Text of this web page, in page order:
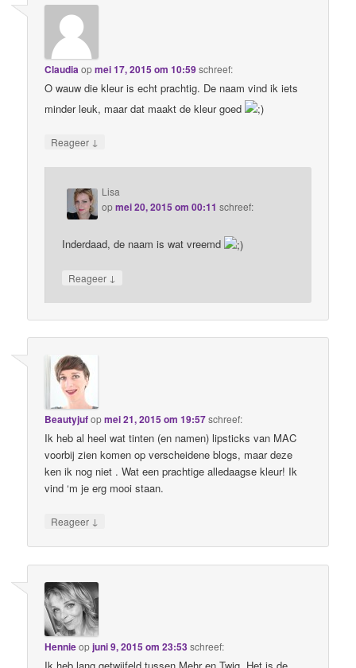
Claudiaopmei 17, 2015 om 10:59schreef:
O wauw die kleur is echt prachtig. De naam vind ik iets
minder leuk, maar dat maakt de kleur goed
Reageer ↓
Lisa
opmei 20, 2015 om 00:11 schreef:
Inderdaad, de naam is wat vreemd
Reageer ↓
Beautyjufopmei 21, 2015 om 19:57schreef:
Ik heb al heel wat tinten (en namen) lipsticks van MAC
voorbij zien komen op verscheidene blogs, maar deze
ken ik nog niet . Wat een prachtige alledaagse kleur! Ik
vind ‘m je erg mooi staan.
Reageer ↓
Hennieopjuni 9, 2015 om 23:53schreef:
Ik heb lang getwijfeld tussen Mehr en Twig. Het is de